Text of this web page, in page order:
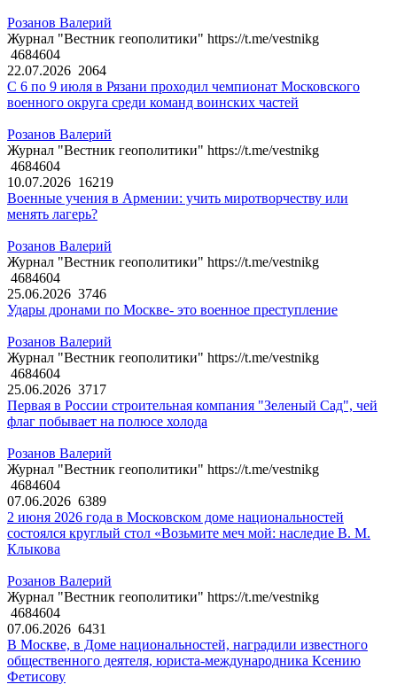
Розанов Валерий
Журнал "Вестник геополитики" https://t.me/vestnikg
4684604
22.07.2026 2064
С 6 по 9 июля в Рязани проходил чемпионат Московского
военного округа среди команд воинских частей
Розанов Валерий
Журнал "Вестник геополитики" https://t.me/vestnikg
4684604
10.07.2026 16219
Военные учения в Армении: учить миротворчеству или
менять лагерь?
Розанов Валерий
Журнал "Вестник геополитики" https://t.me/vestnikg
4684604
25.06.2026 3746
Удары дронами по Москве- это военное преступление
Розанов Валерий
Журнал "Вестник геополитики" https://t.me/vestnikg
4684604
25.06.2026 3717
Первая в России строительная компания "Зеленый Сад", чей
флаг побывает на полюсе холода
Розанов Валерий
Журнал "Вестник геополитики" https://t.me/vestnikg
4684604
07.06.2026 6389
2 июня 2026 года в Московском доме национальностей
состоялся круглый стол «Возьмите меч мой: наследие В. М.
Клыкова
Розанов Валерий
Журнал "Вестник геополитики" https://t.me/vestnikg
4684604
07.06.2026 6431
В Москве, в Доме национальностей, наградили известного
общественного деятеля, юриста-международника Ксению
Фетисову